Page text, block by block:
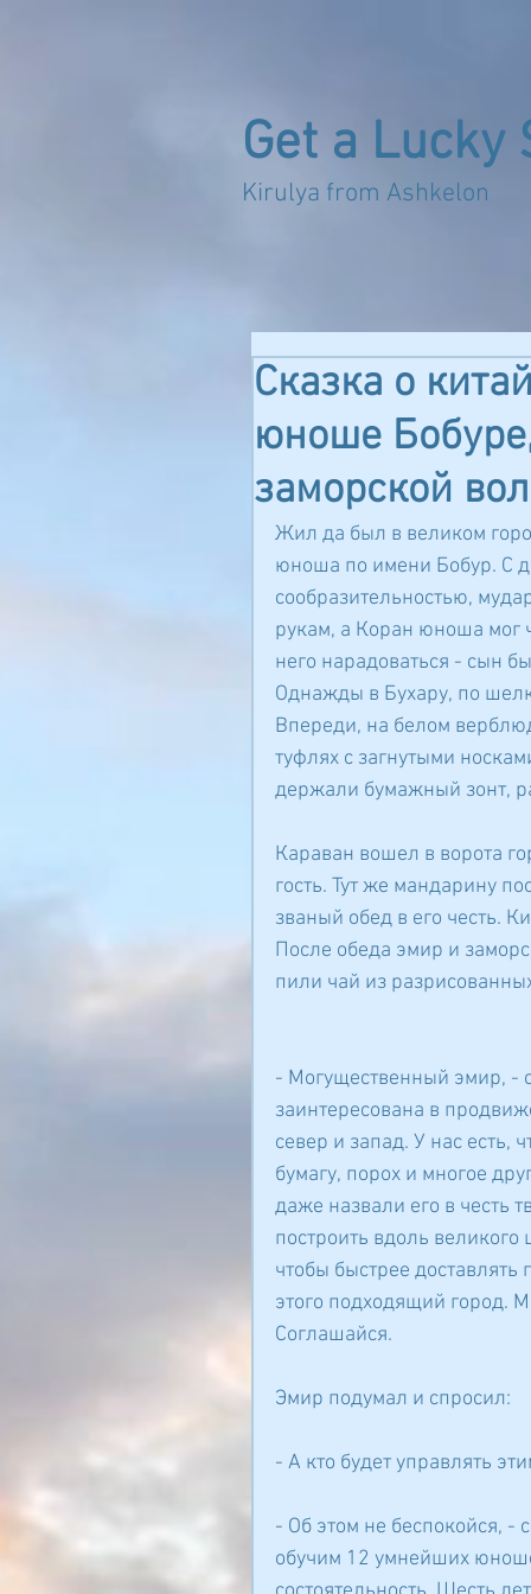
Get a Lucky
Kirulya from
Сказка о
юноше
заморской
Жил да был в великом
юноша по имени Бобур. С
сообразительностью,
рукам, а Коран юноша мог
него нарадоваться - сын
Однажды в Бухару, по
Впереди, на белом
туфлях с загнутыми
держали бумажный зонт,
Караван вошел в ворота
гость. Тут же мандарину
званый обед в его честь.
После обеда эмир и
пили чай из
- Могущественный эмир, -
заинтересована в
север и запад. У нас есть,
бумагу, порох и многое
даже назвали его в честь
построить вдоль
чтобы быстрее
этого подходящий город.
Соглашайся.
Эмир подумал и спросил:
- А кто будет управлять
- Об этом не беспокойся, -
обучим 12 умнейших